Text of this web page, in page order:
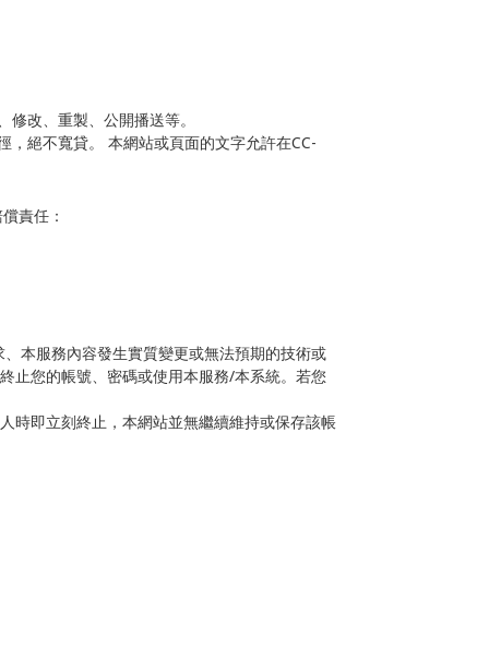
改、重製、公開播送等。
絕不寬貸。 本網站或頁面的文字允許在CC-
責任：
本服務內容發生實質變更或無法預期的技術或
止您的帳號、密碼或使用本服務/本系統。若您
時即立刻終止，本網站並無繼續維持或保存該帳